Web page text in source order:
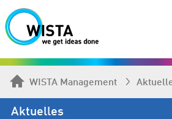
WISTA Management
Aktuelles